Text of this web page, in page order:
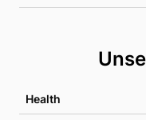
Health